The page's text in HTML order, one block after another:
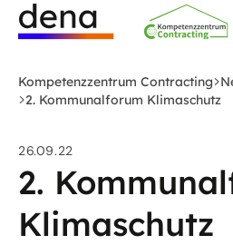
Zum
Hauptinhalt
Deutsche
Energie-
(dena)
-
zur
Startseite
Kompetenzzentrum Contracting
2. Kommunalforum Klimaschutz
26.09.22
2.
Klimaschutz